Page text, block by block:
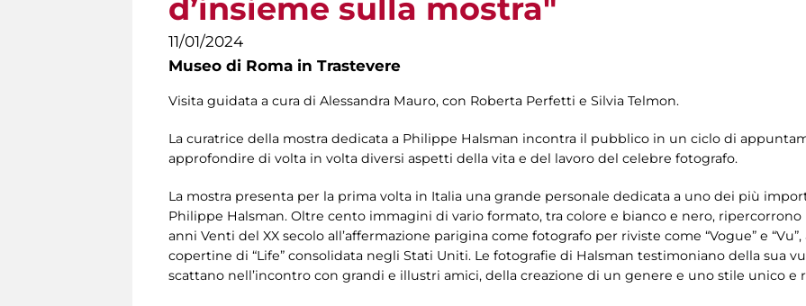
d’insieme sulla mostra"
11/01/2024
Museo di Roma in Trastevere
Visita guidata a cura di Alessandra Mauro, con Roberta Perfetti e Silvia Telmon.
La curatrice della mostra dedicata a Philippe Halsman incontra il pubblico in un ciclo di
approfondire di volta in volta diversi aspetti della vita e del lavoro del celebre fotografo.
La mostra presenta per la prima volta in Italia una grande personale dedicata a uno dei più
Philippe Halsman. Oltre cento immagini di vario formato, tra colore e bianco e nero, ripercorrono
anni Venti del XX secolo all’affermazione parigina come fotografo per riviste come “Vogue” e
copertine di “Life” consolidata negli Stati Uniti. Le fotografie di Halsman testimoniano della sua
scattano nell’incontro con grandi e illustri amici, della creazione di un genere e uno stile unico e